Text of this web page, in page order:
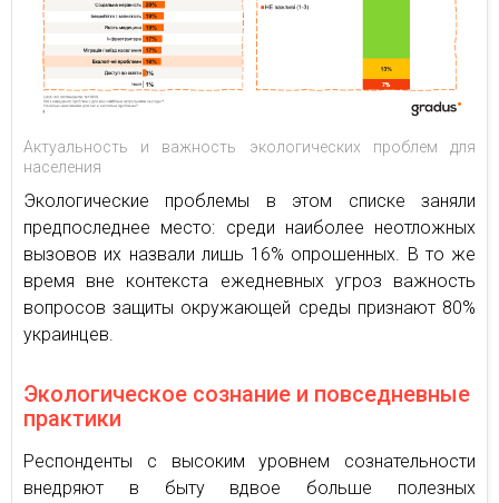
Актуальность и важность экологических проблем для
населения
Экологические проблемы в этом списке заняли
предпоследнее место: среди наиболее неотложных
вызовов их назвали лишь 16% опрошенных. В то же
время вне контекста ежедневных угроз важность
вопросов защиты окружающей среды признают 80%
украинцев.
Экологическое сознание и повседневные
практики
Респонденты с высоким уровнем сознательности
внедряют в быту вдвое больше полезных